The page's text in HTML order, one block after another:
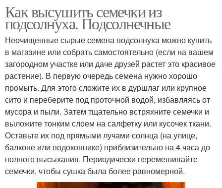
Как высушить семечки из
подсолнуха. Подсолнечные
Неочищенные сырые семена подсолнуха можно купить
в магазине или собрать самостоятельно (если на вашем
загородном участке или даче друзей растет это красивое
растение). В первую очередь семена нужно хорошо
промыть. Для этого сложите их в дуршлаг или крупное
сито и переберите под проточной водой, избавляясь от
мусора и пыли. Затем тщательно встряхните семечки и
выложите тонким слоем на салфетку или кусочек ткани.
Оставьте их под прямыми лучами солнца (на улице,
балконе или подоконнике) приблизительно на 4 часа до
полного высыхания. Периодически перемешивайте
семечки, чтобы сушка была более равномерной.